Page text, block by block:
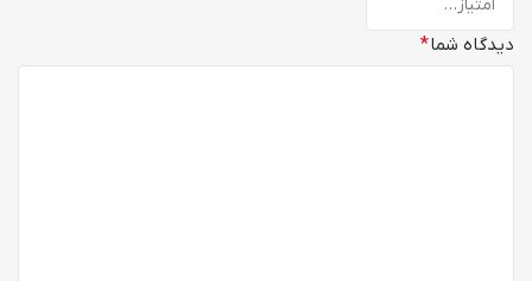
دیدگاه شما*